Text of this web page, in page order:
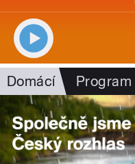
Domácí Program